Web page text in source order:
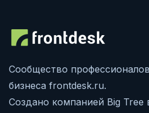
Сообщество
бизнеса frontdesk.ru.
Создано компанией Big Tree